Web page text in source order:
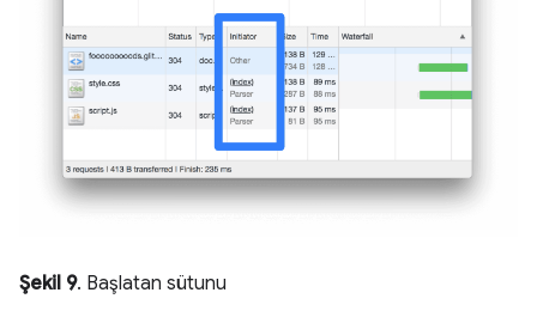
Şekil 9. Başlatan sütunu